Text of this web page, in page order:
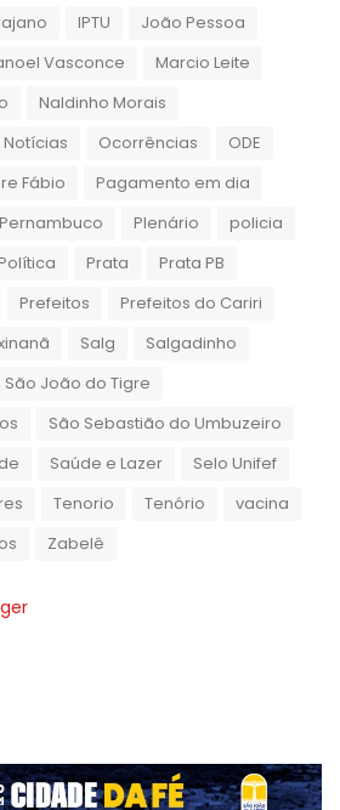
IPTU
João Pessoa
Vasconce
Marcio Leite
Naldinho Morais
Notícias Ocorrências
ODE
Fábio
Pagamento em dia
Pernambuco Plenário
policia
Prata
Prata PB
Prefeitos
Prefeitos do Cariri
Salg
Salgadinho
São João do Tigre
São Sebastião do Umbuzeiro
Saúde e Lazer
Selo Unifef
Tenorio Tenório
vacina
Zabelê